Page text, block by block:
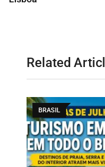
Related
BRASIL